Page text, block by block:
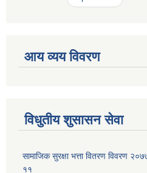
आय व्यय विवरण
विधुतीय शुसासन सेवा
सामाजिक सुरक्षा भत्ता वितरण विवरण
११